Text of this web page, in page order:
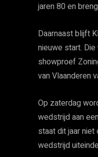
jaren 80 en
Daarnaast blijft
nieuwe start.
showproef
van Vlaanderen
Op zaterdag
wedstrijd aan
staat dit jaar
wedstrijd